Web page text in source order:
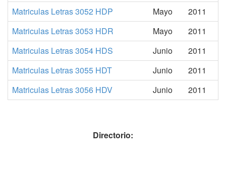
Matriculas Letras 3052 HDP
Mayo
2011
Matriculas Letras 3053 HDR
Mayo
2011
Matriculas Letras 3054 HDS
Junio
2011
Matriculas Letras 3055 HDT
Junio
2011
Matriculas Letras 3056 HDV
Junio 2011
Directorio: